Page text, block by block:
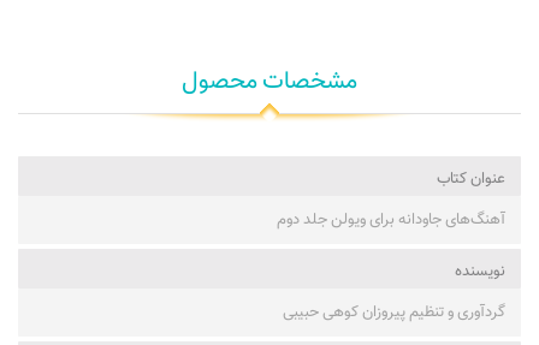
مشخصات محصول
عنوان کتاب
آهنگ‌های جاودانه برای ویولن جلد دوم
نویسنده
گردآوری و تنظیم پیروزان کوهی حبیبی